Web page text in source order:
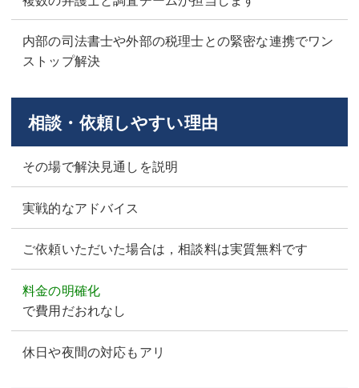
内部の司法書士や外部の税理士との緊密な連携でワン
ストップ解決
相談・依頼しやすい理由
その場で解決見通しを説明
実戦的なアドバイス
ご依頼いただいた場合は，相談料は実質無料です
料金の明確化
で費用だおれなし
休日や夜間の対応もアリ